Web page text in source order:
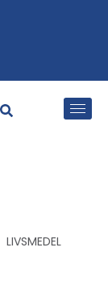
LIVSMEDEL